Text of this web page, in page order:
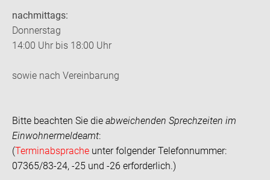
nachmittags:
Donnerstag
14:00 Uhr bis 18:00 Uhr
sowie nach Vereinbarung
Bitte beachten Sie die abweichenden Sprechzeiten im
Einwohnermeldeamt:
(Terminabsprache unter folgender Telefonnummer:
07365/83-24, -25 und -26 erforderlich.)